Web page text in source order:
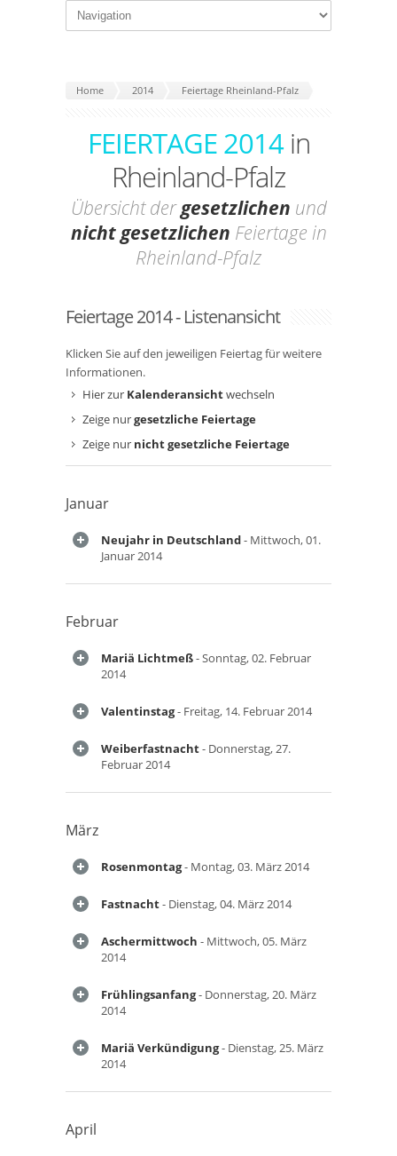
Home 2014 Feiertage Rheinland-Pfalz
FEIERTAGE 2014in
Rheinland-Pfalz
Übersicht dergesetzlichen und
nicht gesetzlichen Feiertage in
Rheinland-Pfalz
Feiertage 2014 - Listenansicht
Klicken Sie auf den jeweiligen Feiertag für weitere
Informationen.
Hier zur Kalenderansichtwechseln
Zeige nurgesetzliche Feiertage
Zeige nur nicht gesetzliche Feiertage
Januar
Neujahr in Deutschland- Mittwoch, 01.
Januar 2014
Februar
Mariä Lichtmeß- Sonntag, 02. Februar
2014
Valentinstag- Freitag, 14. Februar 2014
Weiberfastnacht- Donnerstag, 27.
Februar 2014
März
Rosenmontag- Montag, 03. März 2014
Fastnacht- Dienstag, 04. März 2014
Aschermittwoch - Mittwoch, 05. März
2014
Frühlingsanfang- Donnerstag, 20. März
2014
Mariä Verkündigung- Dienstag, 25. März
2014
April